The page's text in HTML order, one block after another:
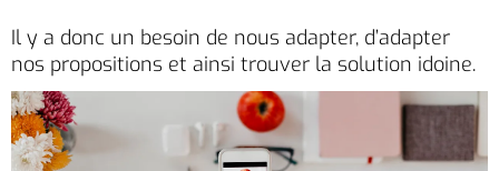
Il y a donc un besoin de nous adapter, d’adapter
nos propositions et ainsi trouver la solution idoine.